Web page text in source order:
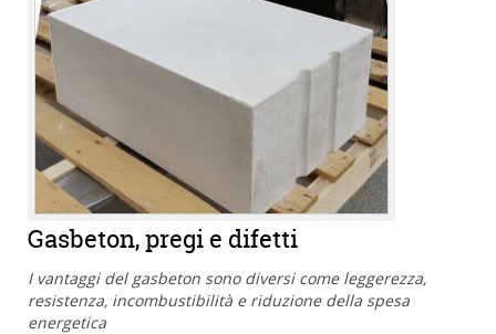
Gasbeton, pregi e difetti
I vantaggi del gasbeton sono diversi come leggerezza,
resistenza, incombustibilità e riduzione della spesa
energetica